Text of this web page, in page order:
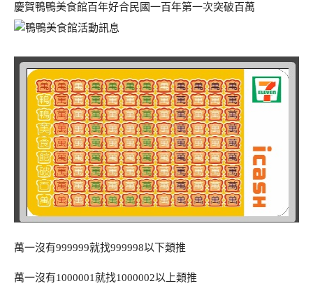
慶賀鴨鴨美食館百年好合民國一百年第一次突破百萬
萬一沒有999999就找999998以下類推
萬一沒有1000001就找1000002以上類推